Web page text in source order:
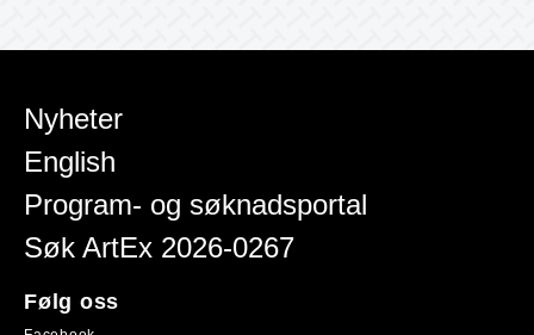
Nyheter
English
Program- og søknadsportal
Søk ArtEx 2026-0267
Følg oss